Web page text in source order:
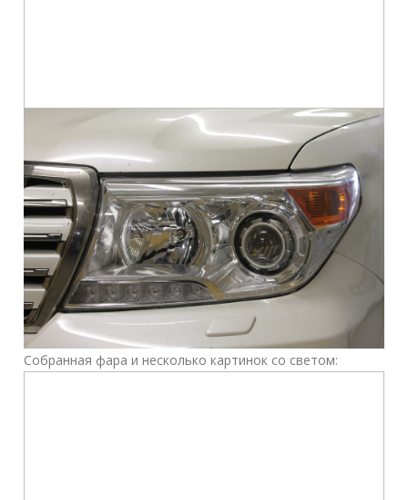
Собранная фара и несколько картинок со светом: